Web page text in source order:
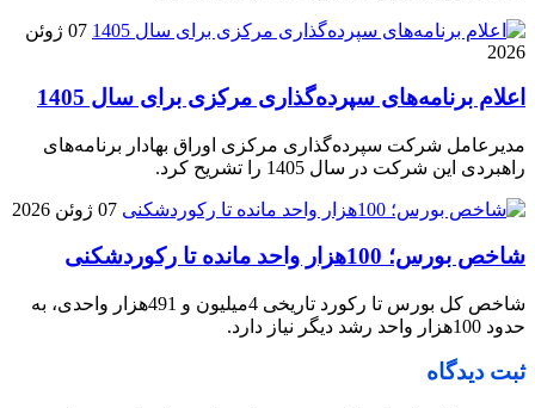
07 ژوئن
2026
اعلام برنامه‌های سپرده‌گذاری مرکزی برای سال 1405
مدیرعامل شرکت سپرده‌گذاری مرکزی اوراق بهادار برنامه‌های
راهبردی این شرکت در سال 1405 را تشریح کرد.
07 ژوئن 2026
شاخص بورس؛ 100هزار واحد مانده تا رکوردشکنی
شاخص کل بورس تا رکورد تاریخی 4میلیون و 491هزار واحدی، به
حدود 100هزار واحد رشد دیگر نیاز دارد.
ثبت دیدگاه